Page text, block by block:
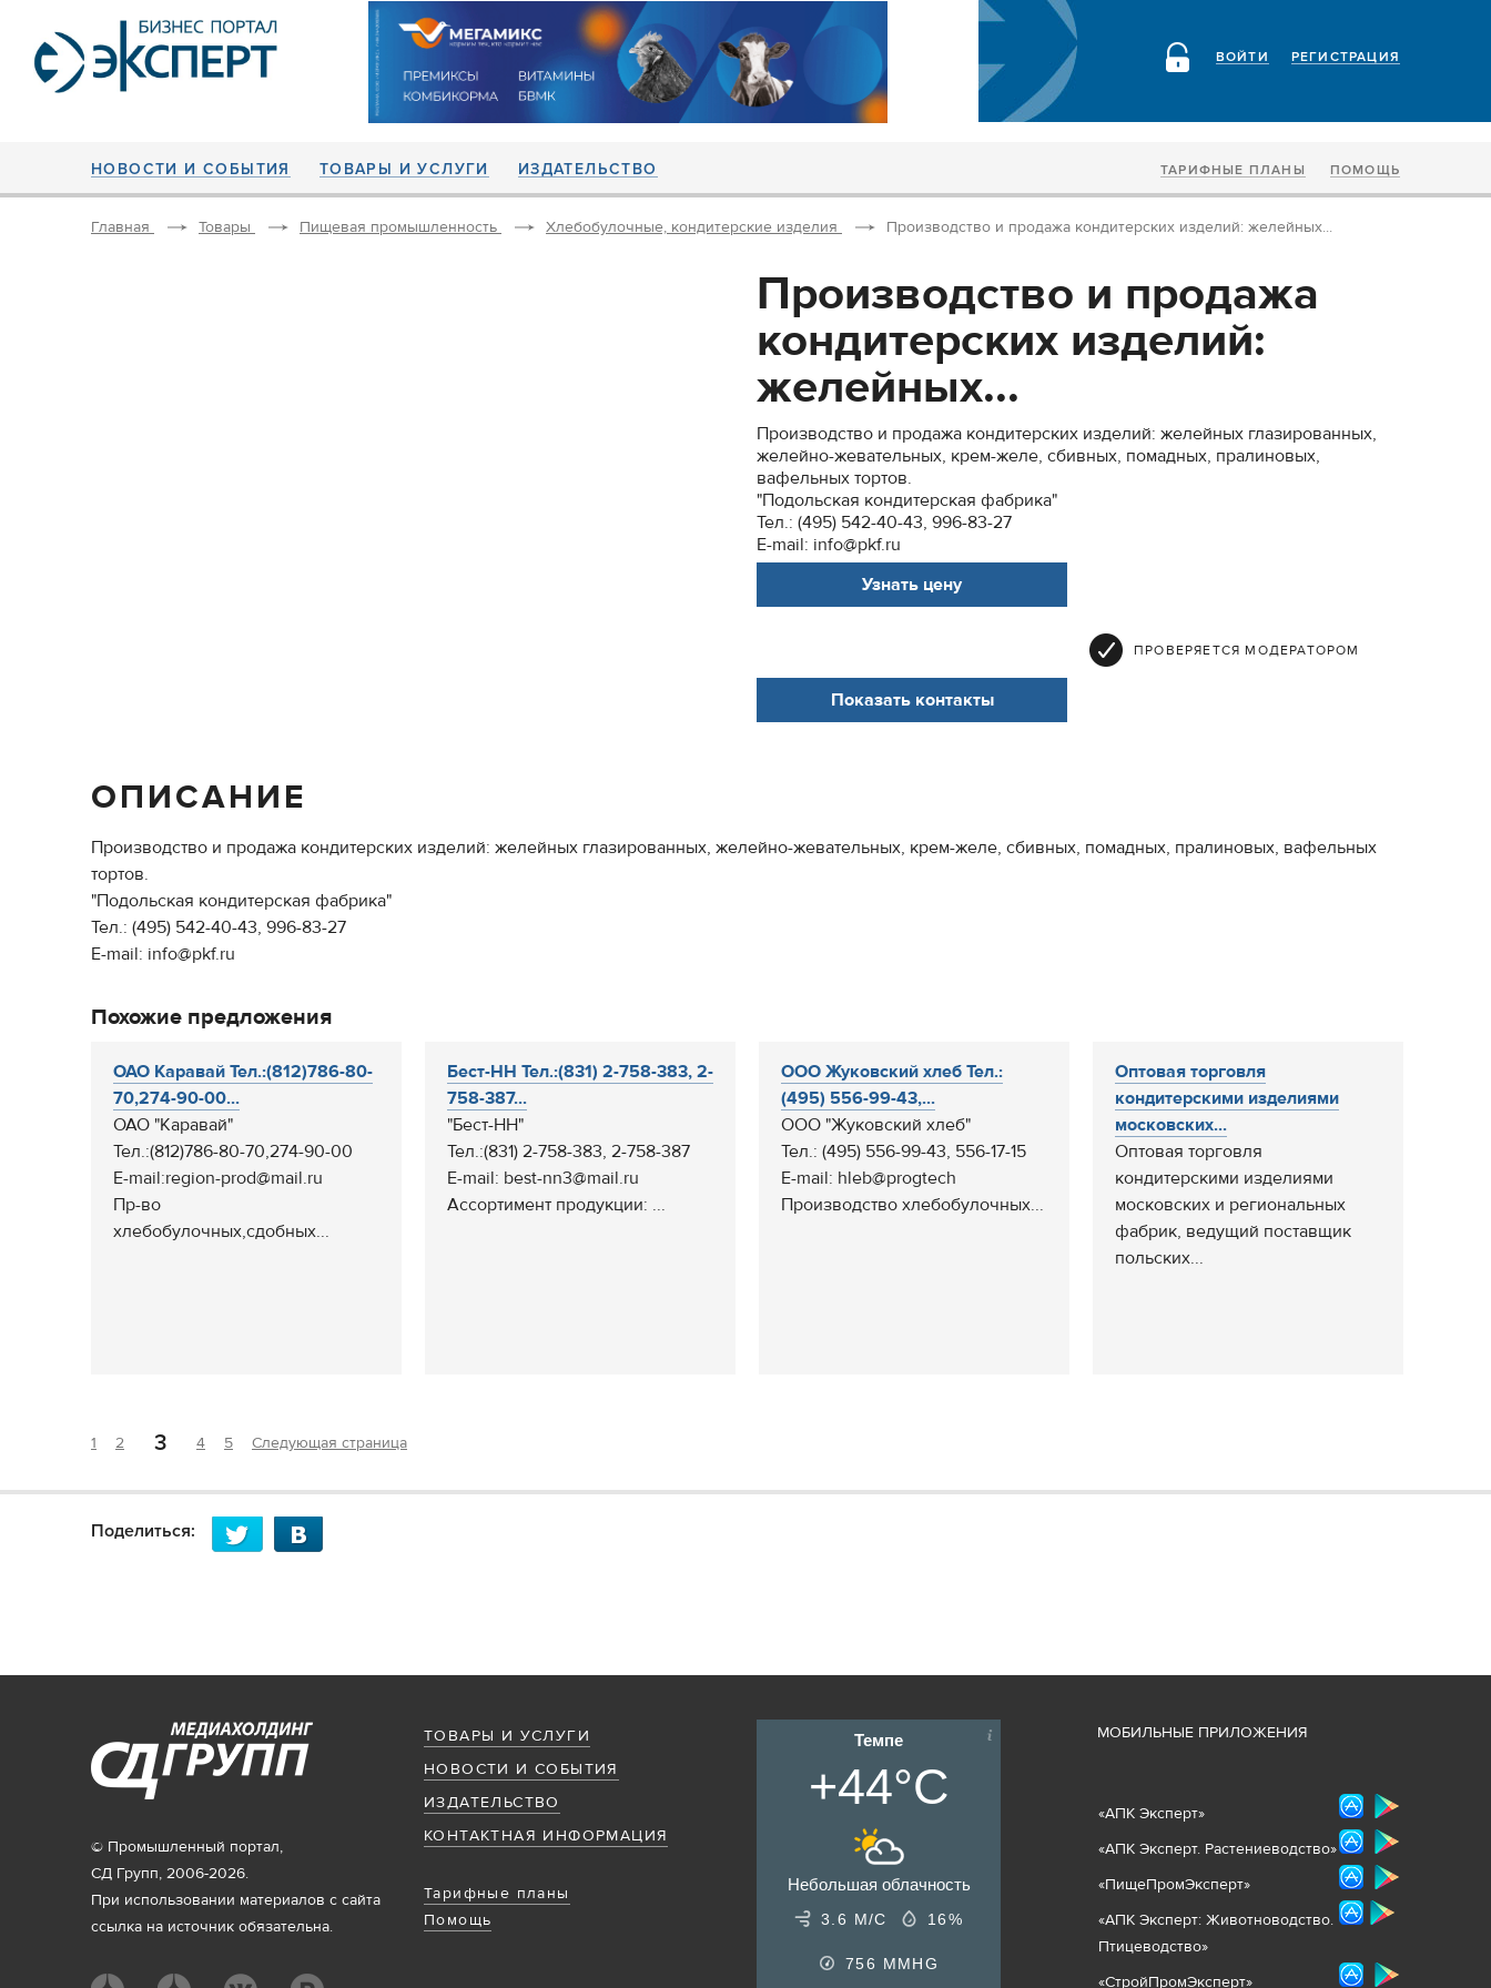
РЕГИСТРАЦИЯ
ВОЙТИ
НОВОСТИ И СОБЫТИЯ ТОВАРЫ И УСЛУГИ ИЗДАТЕЛЬСТВО ТАРИФНЫЕ ПЛАНЫ ПОМОЩЬ
Главная Товары Пищевая промышленность Хлебобулочные, кондитерские изделия Производство и продажа кондитерских изделий: желейных...
Производство и продажа
кондитерских изделий:
желейных...
Производство и продажа кондитерских изделий: желейных глазированных,
желейно-жевательных, крем-желе, сбивных, помадных, пралиновых,
вафельных тортов.
"Подольская кондитерская фабрика"
Тел.: (495) 542-40-43, 996-83-27
E-mail: info@pkf.ru
Узнать цену
ПРОВЕРЯЕТСЯ МОДЕРАТОРОМ
Показать контакты
ОПИСАНИЕ
Производство и продажа кондитерских изделий: желейных глазированных, желейно-жевательных, крем-желе, сбивных, помадных, пралиновых, вафельных
тортов.
"Подольская кондитерская фабрика"
Тел.: (495) 542-40-43, 996-83-27
E-mail: info@pkf.ru
Похожие предложения
ОАО Каравай Тел.:(812)786-80-
70,274-90-00...
ОАО "Каравай"
Тел.:(812)786-80-70,274-90-00
E-mail:region-prod@mail.ru
Пр-во
хлебобулочных,сдобных...
Бест-НН Тел.:(831) 2-758-383, 2-
758-387...
"Бест-НН"
Тел.:(831) 2-758-383, 2-758-387
E-mail: best-nn3@mail.ru
Ассортимент продукции: ...
ООО Жуковский хлеб Тел.:
(495) 556-99-43,...
ООО "Жуковский хлеб"
Тел.: (495) 556-99-43, 556-17-15
E-mail: hleb@progtech
Производство хлебобулочных...
Оптовая торговля
кондитерскими изделиями
московских...
Оптовая торговля
кондитерскими изделиями
московских и региональных
фабрик, ведущий поставщик
польских...
1 2 3 4 5 Следующая страница
Поделиться:
ТОВАРЫ И УСЛУГИ
НОВОСТИ И СОБЫТИЯ
ИЗДАТЕЛЬСТВО
КОНТАКТНАЯ ИНФОРМАЦИЯ
Тарифные планы
Помощь
© Промышленный портал,
СД Групп, 2006-2026.
При использовании материалов с сайта
ссылка на источник обязательна.
Темпе
+44°C
Небольшая облачность
3.6 М/С 16%
756 MMHG
МОБИЛЬНЫЕ ПРИЛОЖЕНИЯ
«АПК Эксперт»
«АПК Эксперт. Растениеводство»
«ПищеПромЭксперт»
«АПК Эксперт: Животноводство.
Птицеводство»
«СтройПромЭксперт»